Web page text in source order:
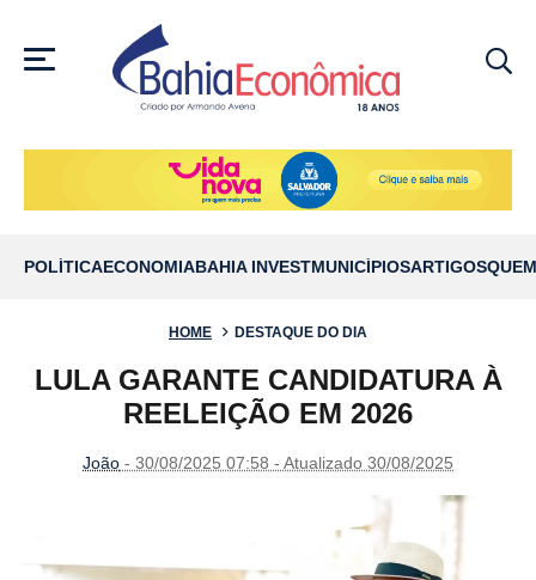
MENU
POLÍTICAECONOMIABAHIA INVESTMUNICÍPIOSARTIGOS
HOME DESTAQUE DO DIA
LULA GARANTE CANDIDATURA À
REELEIÇÃO EM 2026
João - 30/08/2025 07:58 - Atualizado 30/08/2025